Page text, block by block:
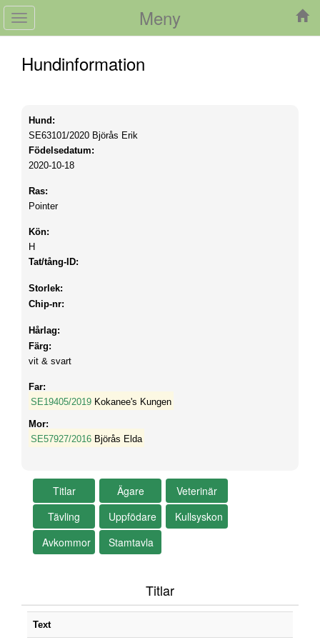
Meny
Toggle
navigation
Hundinformation
Hund:
SE63101/2020 Björås Erik
Födelsedatum:
2020-10-18
Ras:
Pointer
Kön:
H
Tat/tång-ID:
Storlek:
Chip-nr:
Hårlag:
Färg:
vit & svart
Far:
SE19405/2019 Kokanee's Kungen
Mor:
SE57927/2016 Björås Elda
Titlar
Text